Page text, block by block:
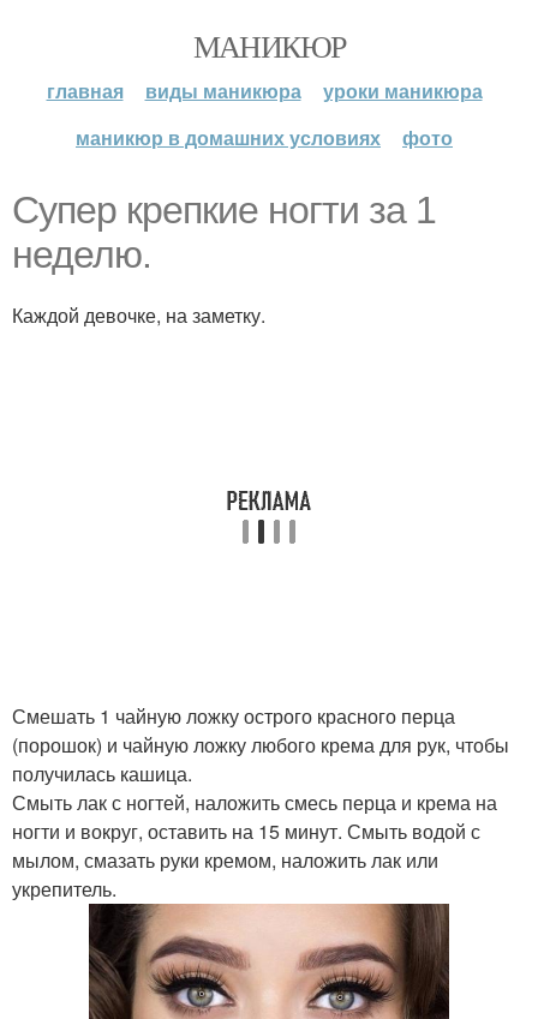
МАНИКЮР
главная виды маникюра
уроки маникюра
маникюр в домашних условиях
фото
Супер крепкие ногти за 1
неделю.
Каждой девочке, на заметку.
Смешать 1 чайную ложку острого красного перца
(порошок) и чайную ложку любого крема для рук, чтобы
получилась кашица.
Смыть лак с ногтей, наложить смесь перца и крема на
ногти и вокруг, оставить на 15 минут. Смыть водой с
мылом, смазать руки кремом, наложить лак или
укрепитель.